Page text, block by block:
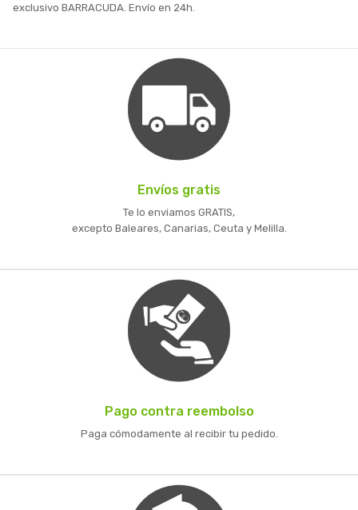
exclusivo BARRACUDA. Envío en 24h.
Envíos gratis
Te lo enviamos GRATIS,
excepto Baleares, Canarias, Ceuta y Melilla.
Pago contra reembolso
Paga cómodamente al recibir tu pedido.